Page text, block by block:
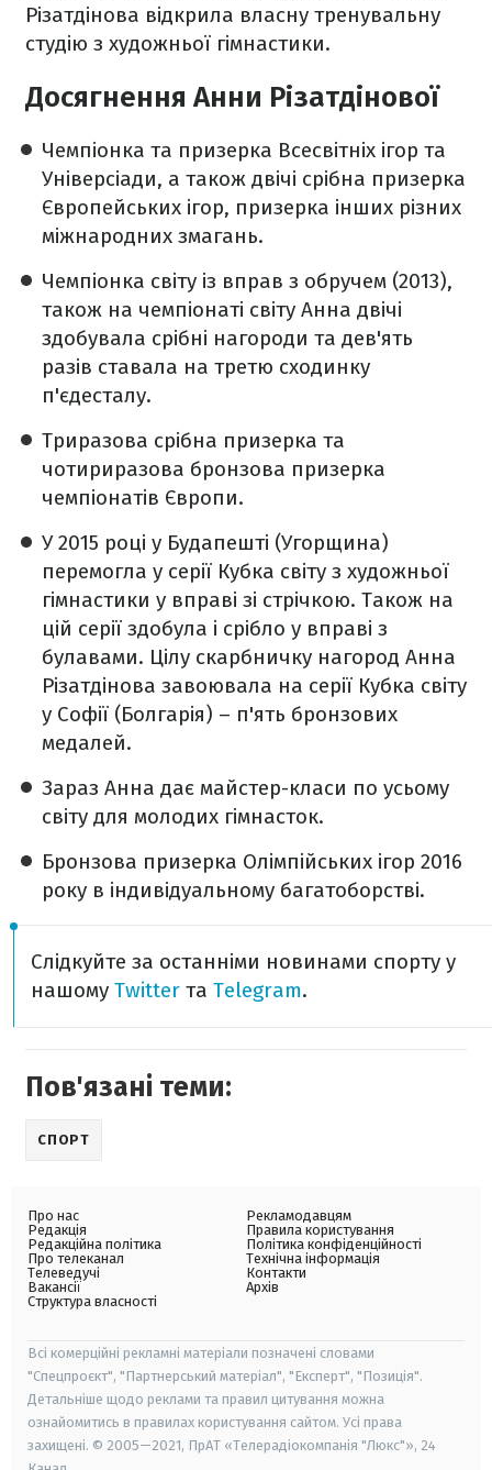
Різатдінова відкрила власну тренувальну
студію з художньої гімнастики.
Досягнення Анни Різатдінової
Чемпіонка та призерка Всесвітніх ігор та
Універсіади, а також двічі срібна призерка
Європейських ігор, призерка інших різних
міжнародних змагань.
Чемпіонка світу із вправ з обручем (2013),
також на чемпіонаті світу Анна двічі
здобувала срібні нагороди та дев'ять
разів ставала на третю сходинку
п'єдесталу.
Триразова срібна призерка та
чотириразова бронзова призерка
чемпіонатів Європи.
У 2015 році у Будапешті (Угорщина)
перемогла у серії Кубка світу з художньої
гімнастики у вправі зі стрічкою. Також на
цій серії здобула і срібло у вправі з
булавами. Цілу скарбничку нагород Анна
Різатдінова завоювала на серії Кубка світу
у Софії (Болгарія) – п'ять бронзових
медалей.
Зараз Анна дає майстер-класи по усьому
світу для молодих гімнасток.
Бронзова призерка Олімпійських ігор 2016
року в індивідуальному багатоборстві.
Слідкуйте за останніми новинами спорту у
нашому Twitter та Telegram.
Пов'язані теми:
СПОРТ
Про нас
Редакція
Редакційна політика
Про телеканал
Телеведучі
Вакансії
Структура власності
Рекламодавцям
Правила користування
Політика конфіденційності
Технічна інформація
Контакти
Архів
Всі комерційні рекламні матеріали позначені словами
"Спецпроєкт", "Партнерський матеріал", "Експерт", "Позиція".
Детальніше щодо реклами та правил цитування можна
ознайомитись в правилах користування сайтом. Усі права
захищені. © 2005—2021, ПрАТ «Телерадіокомпанія "Люкс"», 24